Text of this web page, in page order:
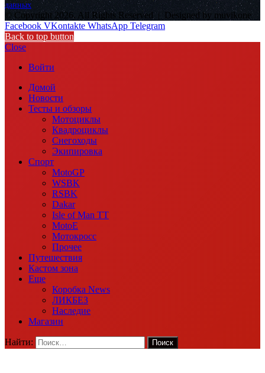
данных
© Copyright 2026, All Rights Reserved |
Designed by muvikone
Facebook VKontakte WhatsApp Telegram
Back to top button
Close
Войти
Домой
Новости
Тесты и обзоры
Мотоциклы
Квадроциклы
Снегоходы
Экипировка
Спорт
MotoGP
WSBK
RSBK
Dakar
Isle of Man TT
MotoE
Мотокросс
Прочее
Путешествия
Кастом зона
Еще
Коробка News
ЛИКБЕЗ
Наследие
Магазин
Найти: